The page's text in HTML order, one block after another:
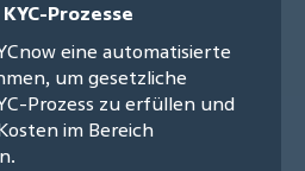
Prozesse
eine automatisierte
um gesetzliche
Prozess zu erfüllen und
im Bereich